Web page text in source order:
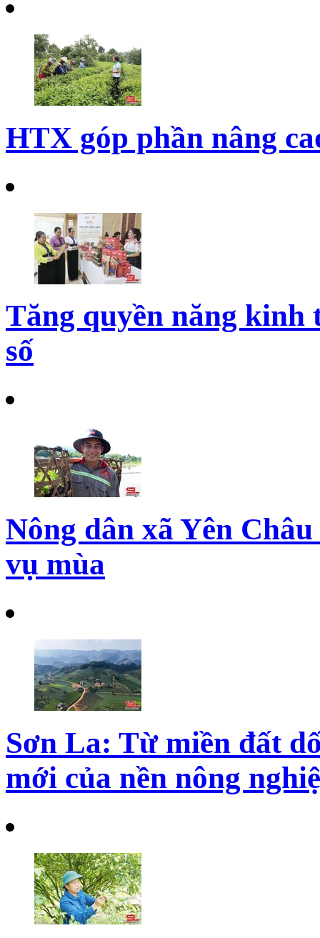
HTX góp phần nâng
Tăng quyền năng kinh
số
Nông dân xã Yên
vụ mùa
Sơn La: Từ miền đất
mới của nền nông